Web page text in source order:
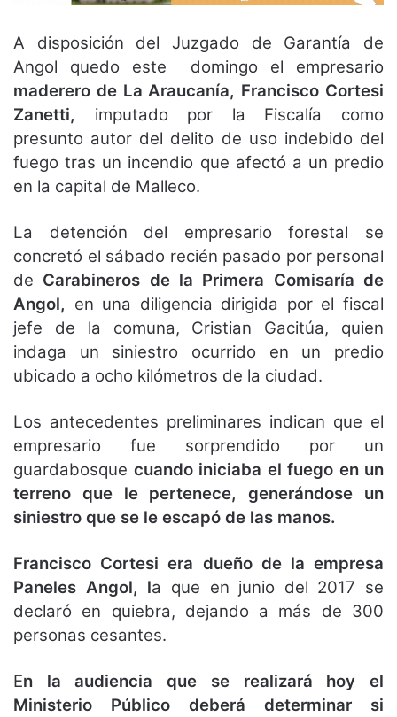
A disposición del Juzgado de Garantía de
Angol quedo este domingo el empresario
maderero de La Araucanía, Francisco Cortesi
Zanetti, imputado por la Fiscalía como
presunto autor del delito de uso indebido del
fuego tras un incendio que afectó a un predio
en la capital de Malleco.
La detención del empresario forestal se
concretó el sábado recién pasado por personal
de Carabineros de la Primera Comisaría de
Angol, en una diligencia dirigida por el fiscal
jefe de la comuna, Cristian Gacitúa, quien
indaga un siniestro ocurrido en un predio
ubicado a ocho kilómetros de la ciudad.
Los antecedentes preliminares indican que el
empresario fue sorprendido por un
guardabosque cuando iniciaba el fuego en un
terreno que le pertenece, generándose un
siniestro que se le escapó de las manos.
Francisco Cortesi era dueño de la empresa
Paneles Angol, la que en junio del 2017 se
declaró en quiebra, dejando a más de 300
personas cesantes.
En la audiencia que se realizará hoy el
Ministerio Público deberá determinar si